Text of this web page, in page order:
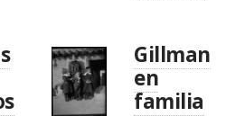
Gillman
en
familia